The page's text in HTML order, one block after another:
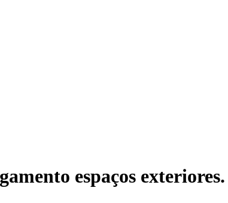
espaços exteriores.